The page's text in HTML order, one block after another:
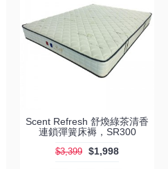
Scent Refresh 舒煥綠茶清香
連鎖彈簧床褥，SR300
$3,399 $1,998